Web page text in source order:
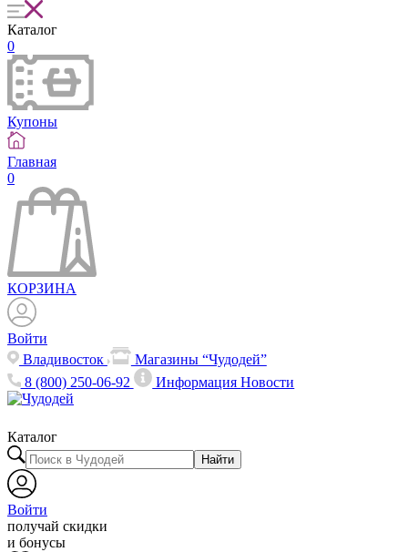
Каталог
0
Купоны
Главная
0
КОРЗИНА
Войти
Владивосток
Магазины “Чудодей”
8 (800) 250-06-92
ИнформацияНовости
Каталог
Найти
Войти
получай скидки
и бонусы